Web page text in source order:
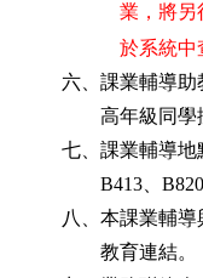
業，將另
於系統中
六、課業輔導
高年級同學
七、課業輔導
B413
B820
八、本課業輔
教育連結。